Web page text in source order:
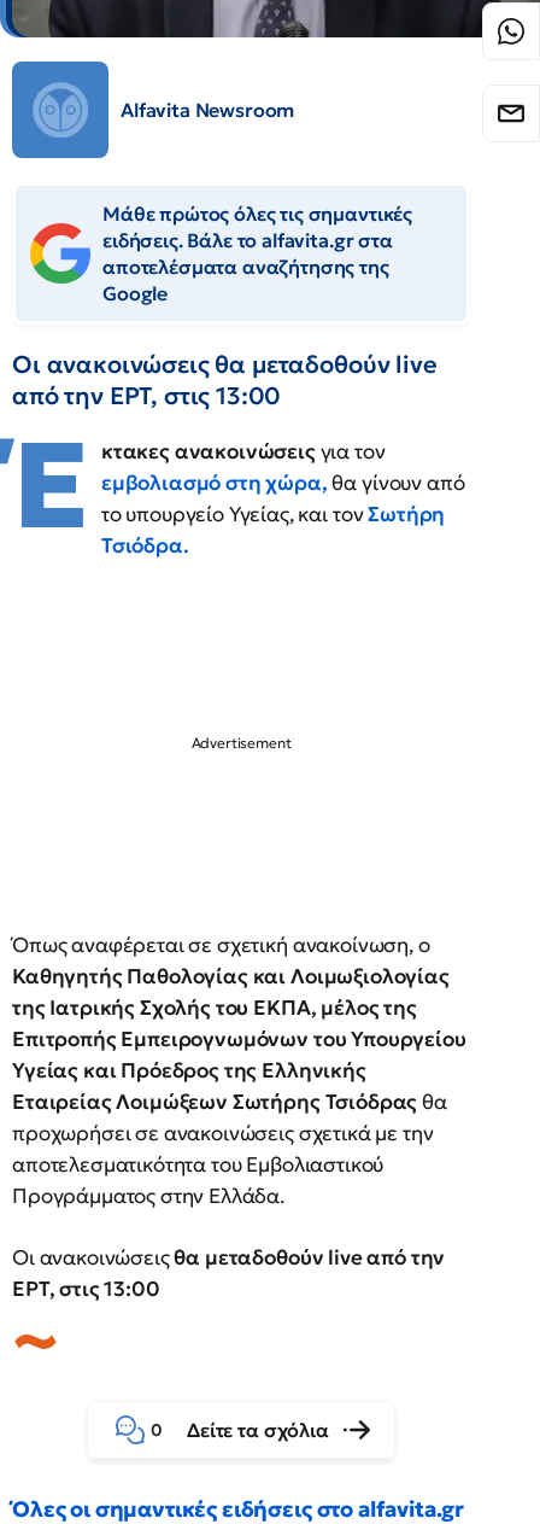
Alfavita Newsroom
Μάθε πρώτος όλες τις σημαντικές
ειδήσεις. Βάλε το alfavita.gr στα
αποτελέσματα αναζήτησης της
Google
Οι ανακοινώσεις θα μεταδοθούν live
από την ΕΡΤ, στις 13:00
Έ κτακες ανακοινώσειςγια τον
εμβολιασμό στη χώρα,θα γίνουν από
το υπουργείο Υγείας, και τονΣωτήρη
Τσιόδρα.
Όπως αναφέρεται σε σχετική ανακοίνωση, ο
Καθηγητής Παθολογίας και Λοιμωξιολογίας
της Ιατρικής Σχολής του ΕΚΠΑ, μέλος της
Επιτροπής Εμπειρογνωμόνων του Υπουργείου
Υγείας και Πρόεδρος της Ελληνικής
Εταιρείας Λοιμώξεων Σωτήρης Τσιόδραςθα
προχωρήσει σε ανακοινώσεις σχετικά με την
αποτελεσματικότητα του Εμβολιαστικού
Προγράμματος στην Ελλάδα.
Οι ανακοινώσειςθα μεταδοθούν live από την
ΕΡΤ, στις 13:00
0 Δείτε τα σχόλια
Όλες οι σημαντικές ειδήσεις στο alfavita.gr